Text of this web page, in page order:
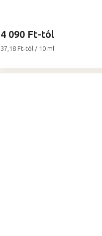
4 090 Ft-tól
Egységár:
37,18 Ft-tól / 10 ml